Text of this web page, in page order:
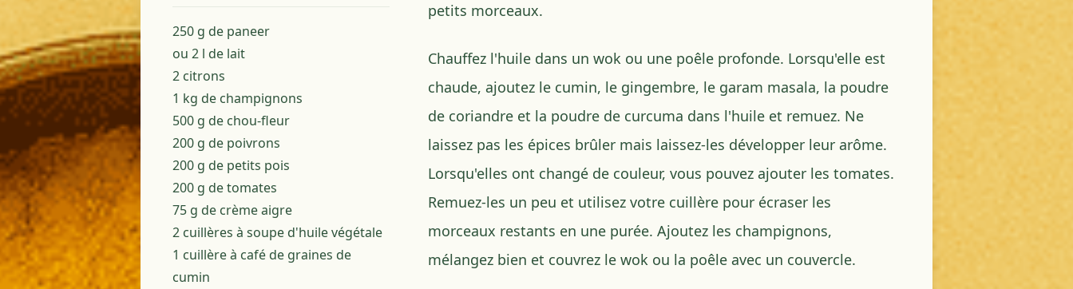
250 g de paneer
ou 2 l de lait
2 citrons
1 kg de champignons
500 g de chou-fleur
200 g de poivrons
200 g de petits pois
200 g de tomates
75 g de crème aigre
2 cuillères à soupe d'huile végétale
1 cuillère à café de graines de
cumin
petits morceaux.
Chauffez l'huile dans un wok ou une poêle profonde. Lorsqu'elle est
chaude, ajoutez le cumin, le gingembre, le garam masala, la poudre
de coriandre et la poudre de curcuma dans l'huile et remuez. Ne
laissez pas les épices brûler mais laissez-les développer leur arôme.
Lorsqu'elles ont changé de couleur, vous pouvez ajouter les tomates.
Remuez-les un peu et utilisez votre cuillère pour écraser les
morceaux restants en une purée. Ajoutez les champignons,
mélangez bien et couvrez le wok ou la poêle avec un couvercle.